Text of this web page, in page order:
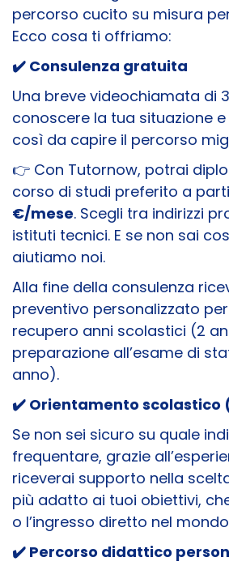
percorso cucito su misura
Ecco cosa ti offriamo:
✔️ Consulenza gratuita
Una breve videochiamata di
conoscere la tua situazione
così da capire il percorso
👉 Con Tutornow, potrai
corso di studi preferito a
€/mese. Scegli tra indirizzi
istituti tecnici. E se non sai
aiutiamo noi.
Alla fine della consulenza
preventivo personalizzato
recupero anni scolastici (2
preparazione all’esame di
anno).
✔️ Orientamento scolastico
Se non sei sicuro su quale
frequentare, grazie
riceverai supporto nella
più adatto ai tuoi obiettivi,
o l’ingresso diretto nel
✔️ Percorso didattico